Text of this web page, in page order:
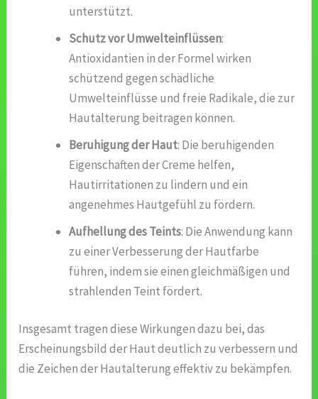
unterstützt.
Schutz vor Umwelteinflüssen:
Antioxidantien in der Formel wirken
schützend gegen schädliche
Umwelteinflüsse und freie Radikale, die zur
Hautalterung beitragen können.
Beruhigung der Haut: Die beruhigenden
Eigenschaften der Creme helfen,
Hautirritationen zu lindern und ein
angenehmes Hautgefühl zu fördern.
Aufhellung des Teints: Die Anwendung kann
zu einer Verbesserung der Hautfarbe
führen, indem sie einen gleichmäßigen und
strahlenden Teint fördert.
Insgesamt tragen diese Wirkungen dazu bei, das
Erscheinungsbild der Haut deutlich zu verbessern und
die Zeichen der Hautalterung effektiv zu bekämpfen.